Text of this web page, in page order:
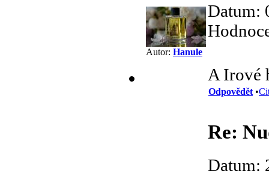
Autor: Hanule
Datum:
A Irové
Odpovědět •
Re:
Datum: